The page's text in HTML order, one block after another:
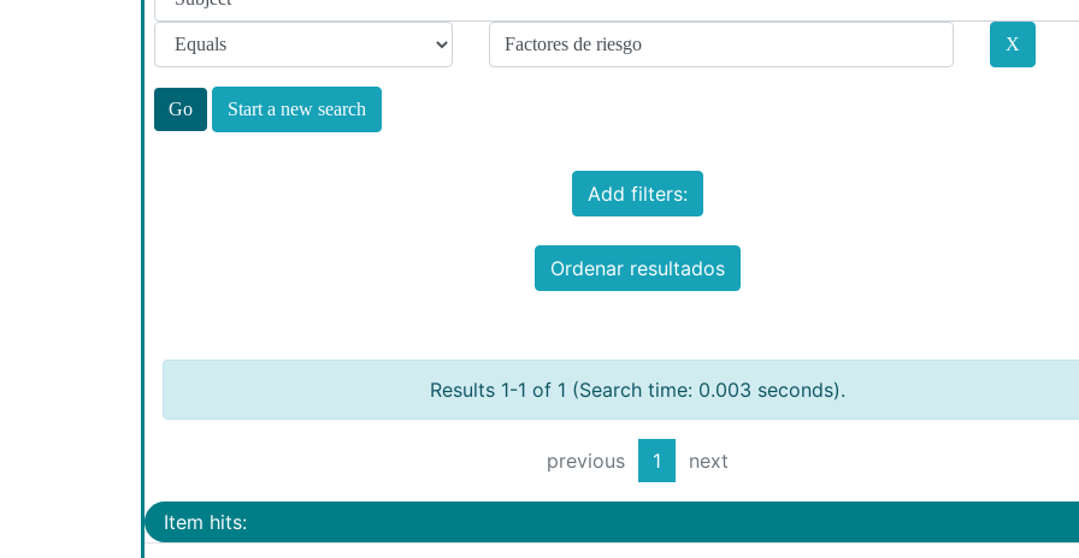
Start a new search
Add filters:
Ordenar resultados
Results 1-1 of 1 (Search time: 0.003 seconds).
previous 1 next
Item hits: